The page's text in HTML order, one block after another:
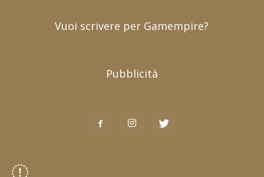
Vuoi scrivere per Gamempire?
Pubblicità